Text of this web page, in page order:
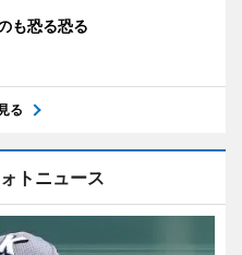
も恐る恐る
る
トニュース